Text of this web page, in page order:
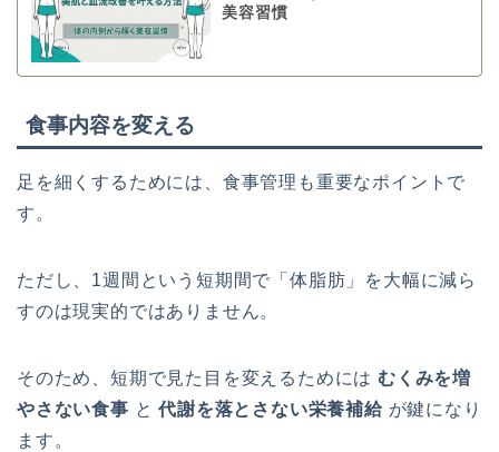
美容習慣
食事内容を変える
足を細くするためには、食事管理も重要なポイントで
す。
ただし、1週間という短期間で「体脂肪」を大幅に減ら
すのは現実的ではありません。
そのため、短期で見た目を変えるためには むくみを増
やさない食事 と 代謝を落とさない栄養補給が鍵になり
ます。